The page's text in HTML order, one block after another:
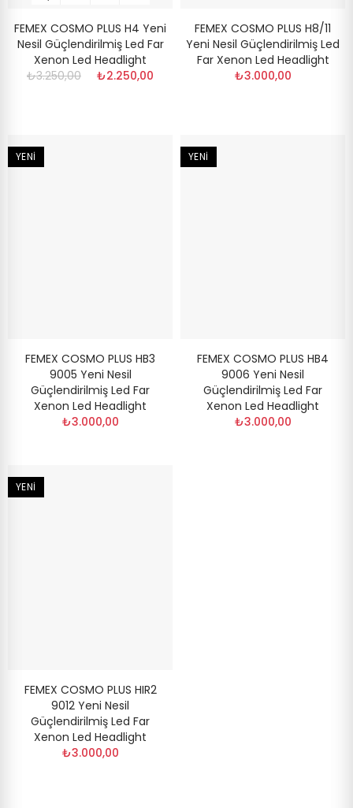
FEMEX COSMO PLUS H4 Yeni
Nesil Güçlendirilmiş Led Far
Xenon Led Headlight
₺3.250,00
₺2.250,00
FEMEX COSMO PLUS H8/11
Yeni Nesil Güçlendirilmiş Led
Far Xenon Led Headlight
₺3.000,00
YENI
FEMEX COSMO PLUS HB3
9005 Yeni Nesil
Güçlendirilmiş Led Far
Xenon Led Headlight
₺3.000,00
YENI
FEMEX COSMO PLUS HB4
9006 Yeni Nesil
Güçlendirilmiş Led Far
Xenon Led Headlight
₺3.000,00
YENI
FEMEX COSMO PLUS HIR2
9012 Yeni Nesil
Güçlendirilmiş Led Far
Xenon Led Headlight
₺3.000,00